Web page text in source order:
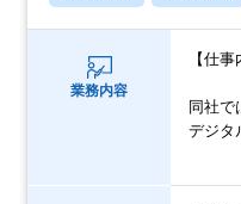
業務内容
【仕事
同社で
デジタ